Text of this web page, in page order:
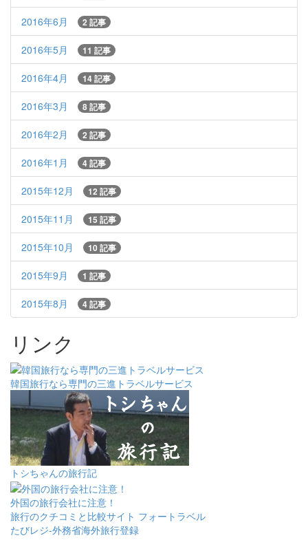
2016年6月 2 記事
2016年5月 11 記事
2016年4月 14 記事
2016年3月 8 記事
2016年2月 2 記事
2016年1月 4 記事
2015年12月 12 記事
2015年11月 15 記事
2015年10月 10 記事
2015年9月 1 記事
2015年8月 4 記事
リンク
韓国旅行なら専門の三進トラベルサービス
トシちゃんの旅行記
外国の旅行会社に注意！
旅行のクチコミと比較サイト フォートラベル
たびレジ-外務省海外旅行登録